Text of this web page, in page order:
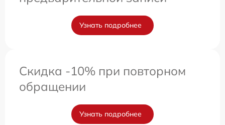
Узнать подробнее
Скидка -10% при повторном
обращении
Узнать подробнее